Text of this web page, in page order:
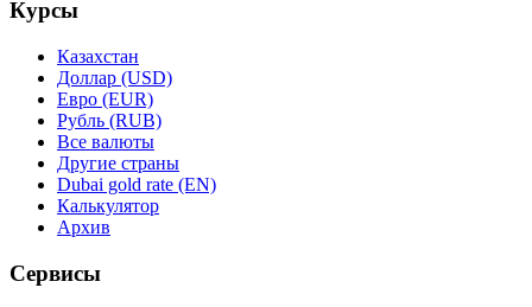
Курсы
Казахстан
Доллар (USD)
Евро (EUR)
Рубль (RUB)
Все валюты
Другие страны
Dubai gold rate (EN)
Калькулятор
Архив
Сервисы